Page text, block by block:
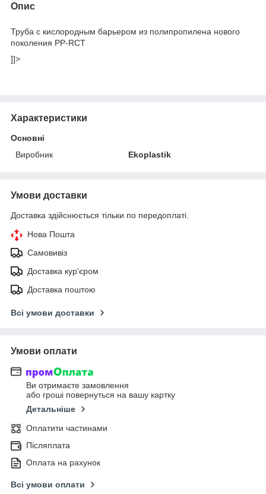
Опис
Труба с кислородным барьером из полипропилена нового
поколения PP-RCT
]]>
Характеристики
Основні
Виробник
Ekoplastik
Умови доставки
Доставка здійснюється тільки по передоплаті.
Нова Пошта
Самовивіз
Доставка кур'єром
Доставка поштою
Всі умови доставки
Умови оплати
Ви отримаєте замовлення
або гроші повернуться на вашу картку
Детальніше
Оплатити частинами
Післяплата
Оплата на рахунок
Всі умови оплати